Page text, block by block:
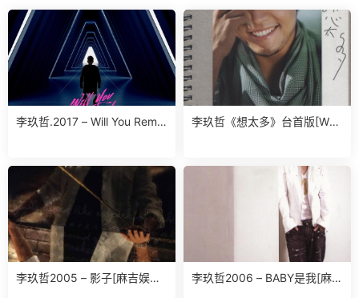
李玖哲.2017 – Will You Reme
李玖哲《想太多》台首版[WA
李玖哲2005 – 影子[麻吉娱乐]
李玖哲2006 – BABY是我[麻吉